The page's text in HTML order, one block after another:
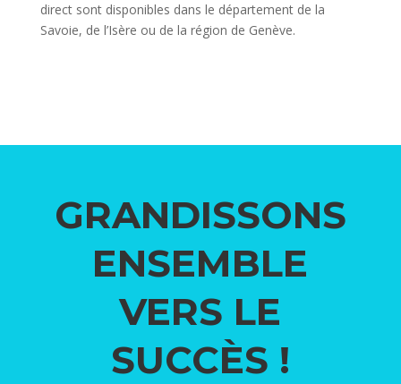
direct sont disponibles dans le département de la
Savoie, de l’Isère ou de la région de Genève.
GRANDISSONS
ENSEMBLE
VERS LE
SUCCÈS !